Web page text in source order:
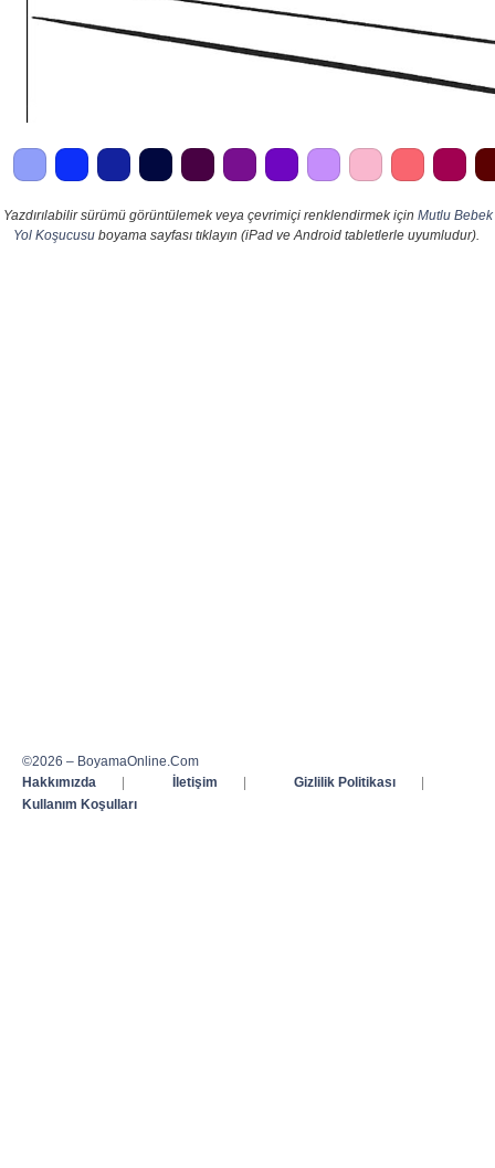
Yazdırılabilir sürümü görüntülemek veya çevrimiçi renklendirmek için Mutlu Bebek
Yol Koşucusuboyama sayfası tıklayın (iPad ve Android tabletlerle uyumludur).
©2026 – BoyamaOnline.Com
Hakkımızda
| İletişim | Gizlilik Politikası
|
Kullanım Koşulları